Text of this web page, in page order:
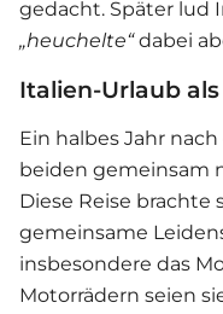
gedacht. Später lud
„heuchelte“dabei
Italien-Urlaub
Ein halbes Jahr
beiden gemeinsam
Diese Reise brachte
gemeinsame
insbesondere das
Motorrädern seien